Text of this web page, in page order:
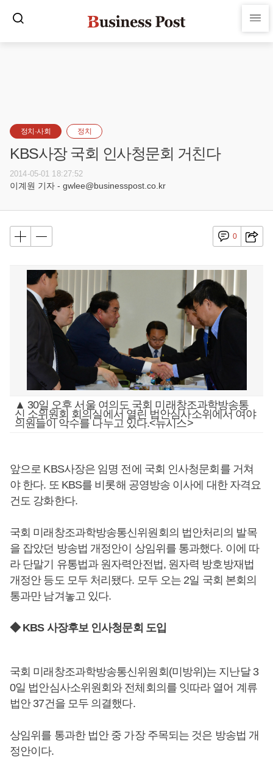
정치·사회 정치
KBS사장 국회 인사청문회 거친다
2014-05-01 18:27:52
이계원 기자 - gwlee@businesspost.co.kr
0
▲ 30일 오후 서울 여의도 국회 미래창조과학방송통
신 소위원회 회의실에서 열린 법안심사소위에서 여야
의원들이 악수를 나누고 있다.<뉴시스>
앞으로 KBS사장은 임명 전에 국회 인사청문회를 거쳐
야 한다. 또 KBS를 비롯해 공영방송 이사에 대한 자격요
건도 강화한다.
국회 미래창조과학방송통신위원회의 법안처리의 발목
을 잡았던 방송법 개정안이 상임위를 통과했다. 이에 따
라 단말기 유통법과 원자력안전법, 원자력 방호방재법
개정안 등도 모두 처리됐다. 모두 오는 2일 국회 본회의
통과만 남겨놓고 있다.
◆ KBS 사장후보 인사청문회 도입
국회 미래창조과학방송통신위원회(미방위)는 지난달 3
0일 법안심사소위원회와 전체회의를 잇따라 열어 계류
법안 37건을 모두 의결했다.
상임위를 통과한 법안 중 가장 주목되는 것은 방송법 개
정안이다.